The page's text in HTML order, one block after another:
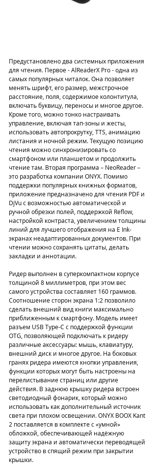
Предустановлено два системных приложения
для чтения. Первое - AlReaderX Pro - одна из
самых популярных читалок. Она позволяет
менять шрифт, его размер, межстрочное
расстояние, поля, содержимое колонтитула,
включать буквицу, переносы и многое другое.
Кроме того, можно тонко настраивать
управление, включая тап-зоны и жесты,
использовать автопрокрутку, TTS, анимацию
листания и ночной режим. Текущую позицию
чтения можно синхронизировать со
смартфоном или планшетом и продолжить
чтение там. Вторая программа – NeoReader –
это разработка компании ONYX. Помимо
поддержки популярных книжных форматов,
приложение предназначено для чтения PDF и
DjVu с возможностью автоматической и
ручной обрезки полей, поддержкой Reflow,
настройкой контраста, увеличением толщины
линий для лучшего отображения на E Ink-
экранах неадаптированных документов. При
чтении можно сохранять цитаты, делать
закладки и аннотации.
Ридер выполнен в суперкомпактном корпусе
толщиной 8 миллиметров, при этом вес
самого устройства составляет 160 граммов.
Соотношение сторон экрана 1:2 позволило
сделать внешний вид книги максимально
приближенным к смартфону. Модель имеет
разъем USB Type-C с поддержкой функции
OTG, позволяющей подключать к ридеру
различные аксессуары: мышь, клавиатуру,
внешний диск и многое другое. На боковых
гранях ридера имеются кнопки управления,
функции которых могут быть настроены на
перелистывание страниц или другие
действия. В заднюю крышку ридера встроен
светодиодный фонарик, который можно
использовать как дополнительный источник
света при плохом освещении. ONYX BOOX Kant
2 поставляется в комплекте с «умной»
обложкой, обеспечивающей надёжную
защиту экрана и автоматически переводящей
устройство в спящий режим при закрытии
крышки.